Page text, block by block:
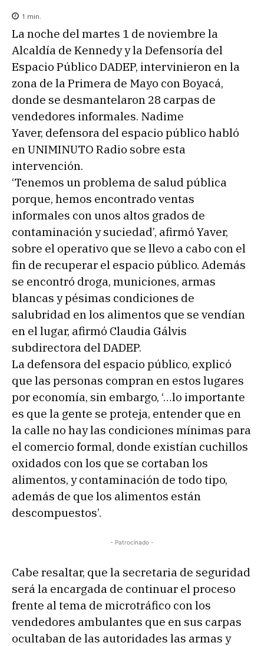
1 min.
La noche del martes 1 de noviembre la
Alcaldía de Kennedy y la Defensoría del
Espacio Público DADEP, intervinieron en la
zona de la Primera de Mayo con Boyacá,
donde se desmantelaron 28 carpas de
vendedores informales. Nadime
Yaver, defensora del espacio público habló
en UNIMINUTO Radio sobre esta
intervención.
‘Tenemos un problema de salud pública
porque, hemos encontrado ventas
informales con unos altos grados de
contaminación y suciedad’, afirmó Yaver,
sobre el operativo que se llevo a cabo con el
fin de recuperar el espacio público. Además
se encontró droga, municiones, armas
blancas y pésimas condiciones de
salubridad en los alimentos que se vendían
en el lugar, afirmó Claudia Gálvis
subdirectora del DADEP.
La defensora del espacio público, explicó
que las personas compran en estos lugares
por economía, sin embargo, ‘…lo importante
es que la gente se proteja, entender que en
la calle no hay las condiciones mínimas para
el comercio formal, donde existían cuchillos
oxidados con los que se cortaban los
alimentos, y contaminación de todo tipo,
además de que los alimentos están
descompuestos’.
- Patrocinado -
Cabe resaltar, que la secretaria de seguridad
será la encargada de continuar el proceso
frente al tema de microtráfico con los
vendedores ambulantes que en sus carpas
ocultaban de las autoridades las armas y